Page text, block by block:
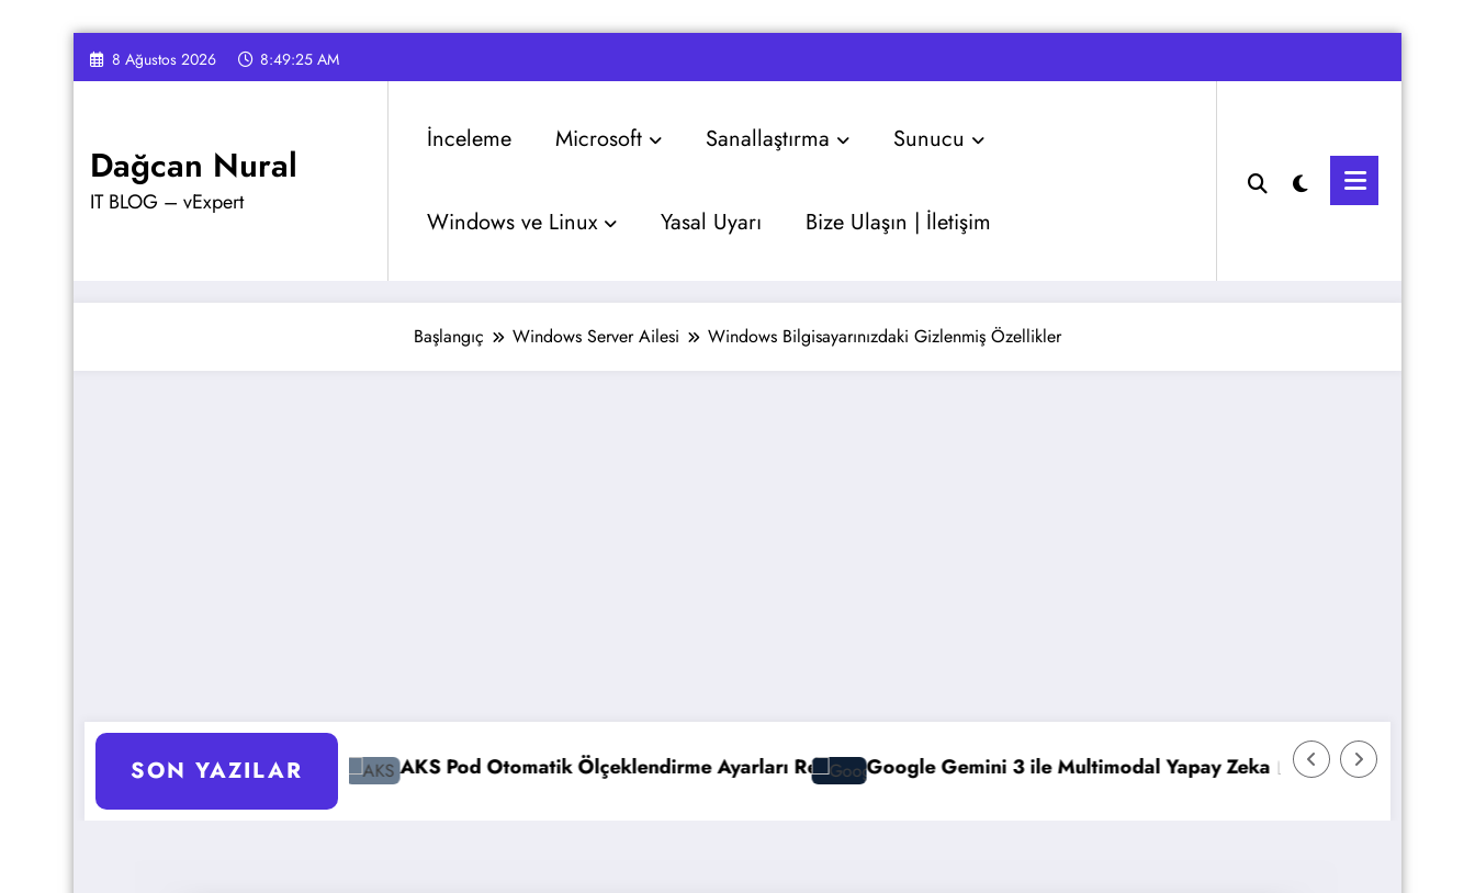
İçeriğe
atla
8 Ağustos 2026 8:49:26 AM
Dağcan Nural
IT BLOG – vExpert
İnceleme Microsoft Sanallaştırma Sunucu
Windows ve Linux Yasal Uyarı Bize Ulaşın | İletişim
Başlangıç Windows Server Ailesi Windows Bilgisayarınızdaki Gizlenmiş Özellikler
SON YAZILAR
AKS Pod Otomatik Ölçeklendirme Ayarları RehberiGoogle Gemini 3 ile Multimodal Yapay Zeka Veeam Backup & Replication: